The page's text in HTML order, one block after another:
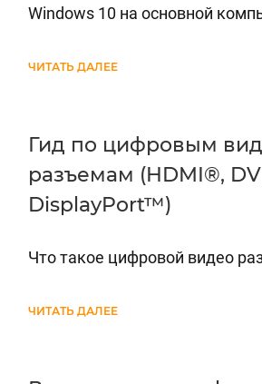
Windows 10 на основной
ЧИТАТЬ ДАЛЕЕ
Гид по цифровым
разъемам (HDMI®,
DisplayPort™)
Что такое цифровой видео
ЧИТАТЬ ДАЛЕЕ